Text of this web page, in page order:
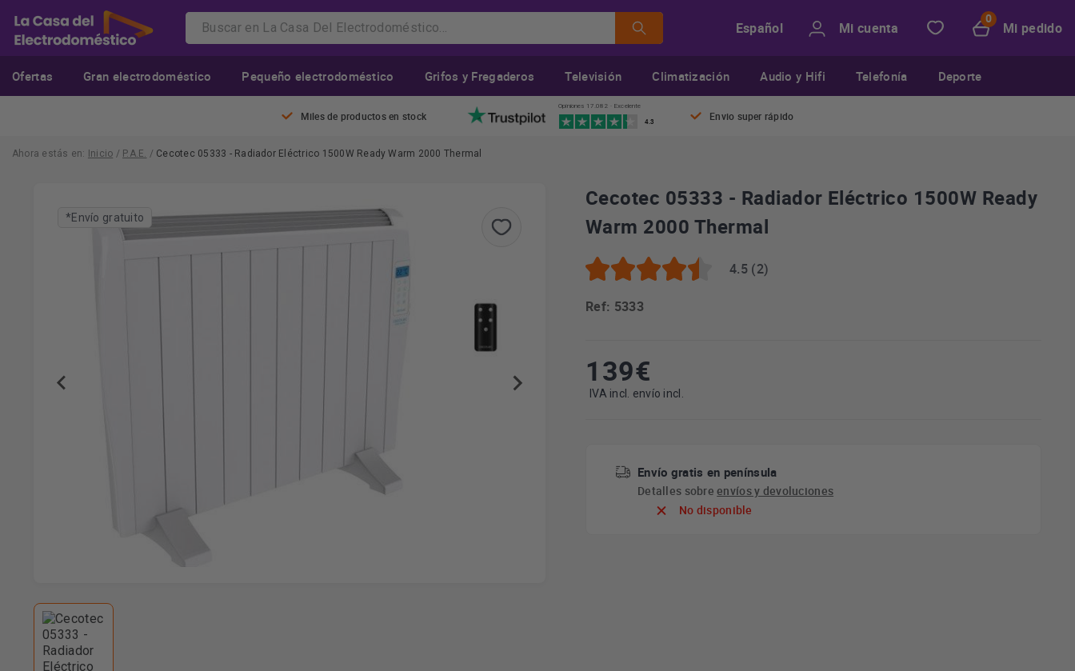
Español Mi cuenta Mi pedido
Ofertas Gran electrodoméstico Pequeño electrodoméstico Grifos y Fregaderos Televisión Climatización Audio y Hifi Telefonía Deporte
Miles de productos en stock
Opiniones 17.082 · Excelente
4.3 Envio super rápido
Ahora estás en: Inicio / P.A.E. / Cecotec 05333 - Radiador Eléctrico 1500W Ready Warm 2000 Thermal
*Envío gratuito
Cecotec 05333 - Radiador Eléctrico 1500W Ready
Warm 2000 Thermal
4.5 (2)
Ref: 5333
139€
IVA incl. envío incl.
Envío gratis en península
Detalles sobreenvíos y devoluciones
No disponible